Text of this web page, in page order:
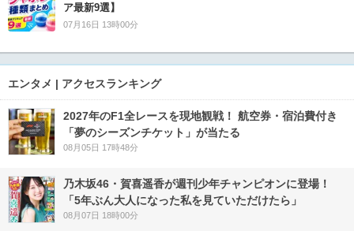
ア最新9選】
07月16日 13時00分
エンタメ | アクセスランキング
2027年のF1全レースを現地観戦！ 航空券・宿泊費付き
「夢のシーズンチケット」が当たる
08月05日 17時48分
乃木坂46・賀喜遥香が週刊少年チャンピオンに登場！
「5年ぶん大人になった私を見ていただけたら」
08月07日 18時00分